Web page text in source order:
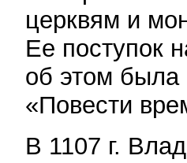
церквям и
Ее поступок
об этом была
«Повести
В 1107 г.